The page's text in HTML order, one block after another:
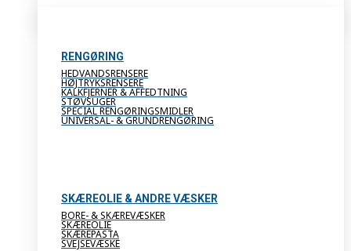
RENGØRING
HEDVANDSRENSERE
HØJTRYKSRENSERE
KALKFJERNER & AFFEDTNING
STØVSUGER
SPECIAL RENGØRINGSMIDLER
UNIVERSAL- & GRUNDRENGØRING
SKÆREOLIE & ANDRE VÆSKER
BORE- & SKÆREVÆSKER
SKÆREOLIE
SKÆREPASTA
SVEJSEVÆSKE